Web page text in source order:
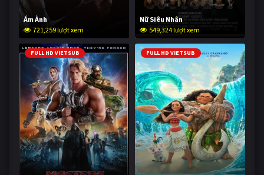
Ám Ảnh
721,259 lượt xem
Nữ Siêu Nhân
549,324 lượt xem
FULL HD VIETSUB FULL HD VIETSUB